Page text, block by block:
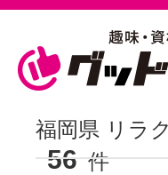
福岡県 リラ
56 件